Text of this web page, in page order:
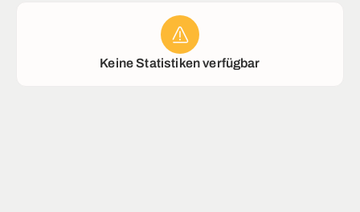
Keine Statistiken verfügbar